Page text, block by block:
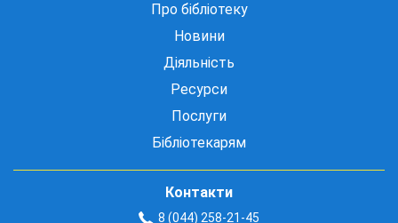
Про бібліотеку
Новини
Діяльність
Ресурси
Послуги
Бібліотекарям
Контакти
8 (044) 258-21-45